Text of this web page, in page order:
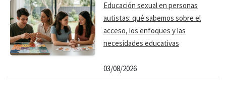
Educación sexual en personas
autistas: qué sabemos sobre el
acceso, los enfoques y las
necesidades educativas
03/08/2026